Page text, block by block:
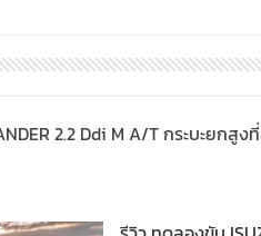
2.2 Ddi M A/T กระบะยกสู